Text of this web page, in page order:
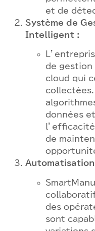
et de
Système de
Intelligent :
de gestion
cloud qui
données
de
des
sont